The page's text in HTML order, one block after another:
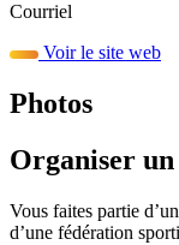
Courriel
Voir le site web
Photos
Organiser
Vous faites partie
d’une fédération